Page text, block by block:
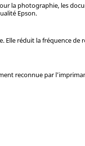
la photographie, les
Epson.
Elle réduit la fréquence de
reconnue par